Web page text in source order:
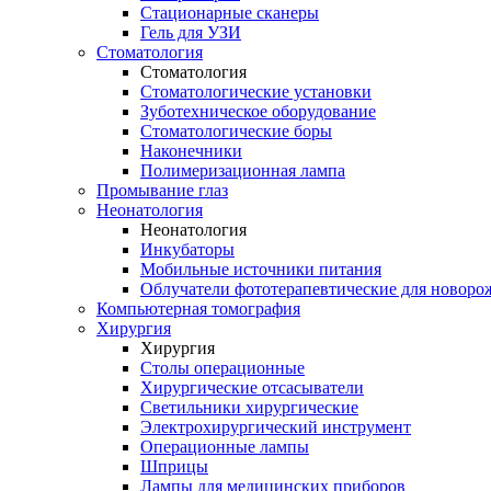
Стационарные сканеры
Гель для УЗИ
Стоматология
Стоматология
Стоматологические установки
Зуботехническое оборудование
Стоматологические боры
Наконечники
Полимеризационная лампа
Промывание глаз
Неонатология
Неонатология
Инкубаторы
Мобильные источники питания
Облучатели фототерапевтические для
Компьютерная томография
Хирургия
Хирургия
Столы операционные
Хирургические отсасыватели
Светильники хирургические
Электрохирургический инструмент
Операционные лампы
Шприцы
Лампы для медицинских приборов